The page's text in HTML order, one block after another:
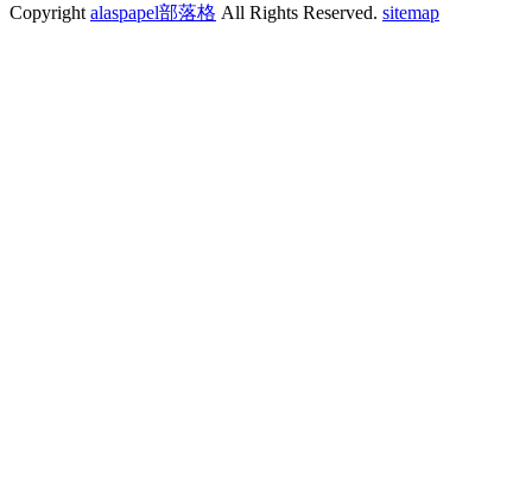
Copyright alaspapel部落格 All Rights Reserved. sitemap